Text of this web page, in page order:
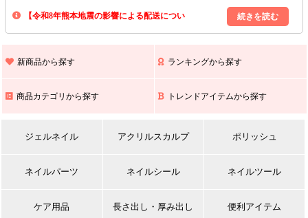
8/13(木)～8/16(日)の間｢出荷業務・お問い合わせ業務｣はお休みいたしま
上記期間中のご注文・お問い合わせは8/17(月)以降の対応となりますので
【令和8年熊本地震の影響による配送につい
また､ 九州全域でお荷物のお届けに遅延が生じております｡
新商品から探す ランキングから探す
商品カテゴリから探す トレンドアイテムから探す
ジェルネイル アクリルスカルプ ポリッシュ
ネイルパーツ ネイルシール ネイルツール
ケア用品 長さ出し・厚み出し 便利アイテム